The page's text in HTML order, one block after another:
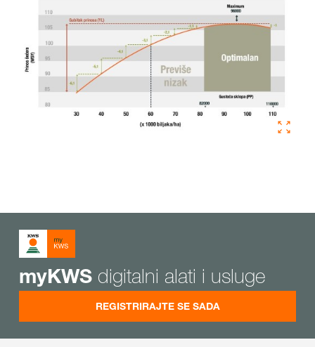
myKWS digitalni alati i usluge
REGISTRIRAJTE SE SADA